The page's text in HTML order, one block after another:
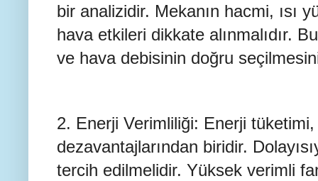
bir analizidir. Mekanın hacmi, ısı
hava etkileri dikkate alınmalıdır.
ve hava debisinin doğru
2. Enerji Verimliliği: Enerji
dezavantajlarından biridir.
tercih edilmelidir. Yüksek verimli